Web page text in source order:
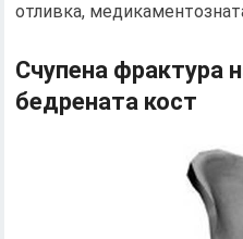
отливка,
Счупена фрактура
бедрената кост